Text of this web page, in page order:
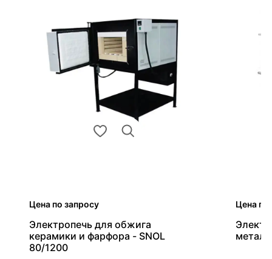
Цена по запросу
Электропечь для обжига
керамики и фарфора - SNOL
80/1200
Цена по